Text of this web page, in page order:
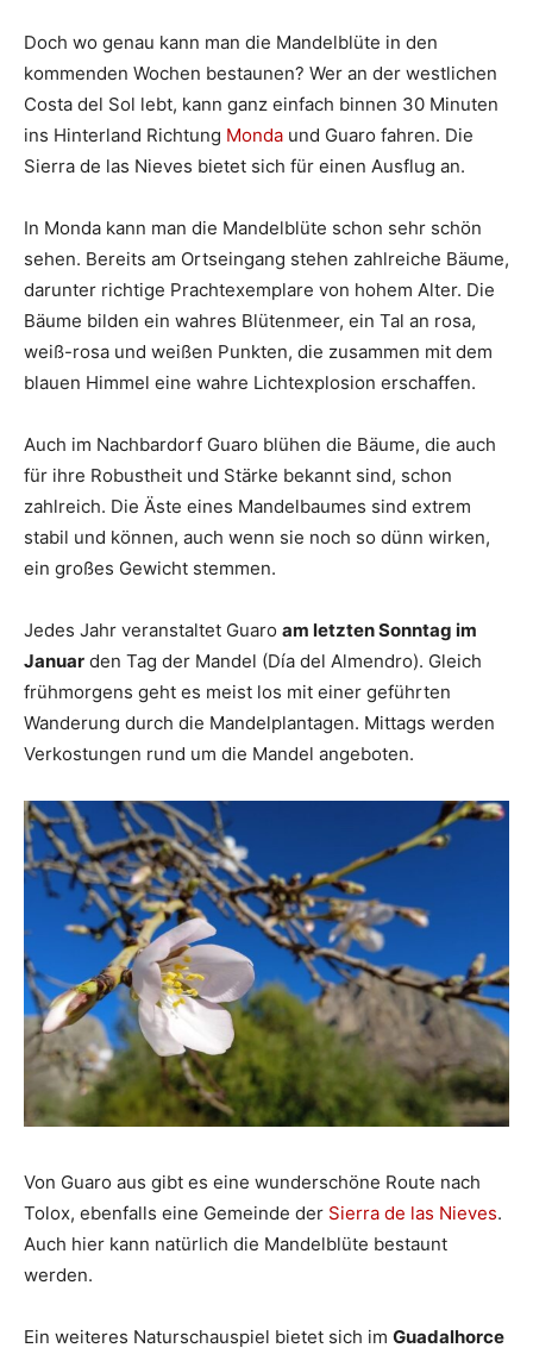
Doch wo genau kann man die Mandelblüte in den
kommenden Wochen bestaunen? Wer an der westlichen
Costa del Sol lebt, kann ganz einfach binnen 30 Minuten
ins Hinterland Richtung Monda und Guaro fahren. Die
Sierra de las Nieves bietet sich für einen Ausflug an.
In Monda kann man die Mandelblüte schon sehr schön
sehen. Bereits am Ortseingang stehen zahlreiche Bäume,
darunter richtige Prachtexemplare von hohem Alter. Die
Bäume bilden ein wahres Blütenmeer, ein Tal an rosa,
weiß-rosa und weißen Punkten, die zusammen mit dem
blauen Himmel eine wahre Lichtexplosion erschaffen.
Auch im Nachbardorf Guaro blühen die Bäume, die auch
für ihre Robustheit und Stärke bekannt sind, schon
zahlreich. Die Äste eines Mandelbaumes sind extrem
stabil und können, auch wenn sie noch so dünn wirken,
ein großes Gewicht stemmen.
Jedes Jahr veranstaltet Guaro am letzten Sonntag im
Januar den Tag der Mandel (Día del Almendro). Gleich
frühmorgens geht es meist los mit einer geführten
Wanderung durch die Mandelplantagen. Mittags werden
Verkostungen rund um die Mandel angeboten.
Von Guaro aus gibt es eine wunderschöne Route nach
Tolox, ebenfalls eine Gemeinde der Sierra de las Nieves.
Auch hier kann natürlich die Mandelblüte bestaunt
werden.
Ein weiteres Naturschauspiel bietet sich im Guadalhorce